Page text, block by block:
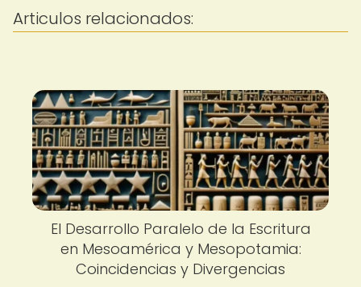
Articulos relacionados:
El Desarrollo Paralelo de la Escritura
en Mesoamérica y Mesopotamia:
Coincidencias y Divergencias